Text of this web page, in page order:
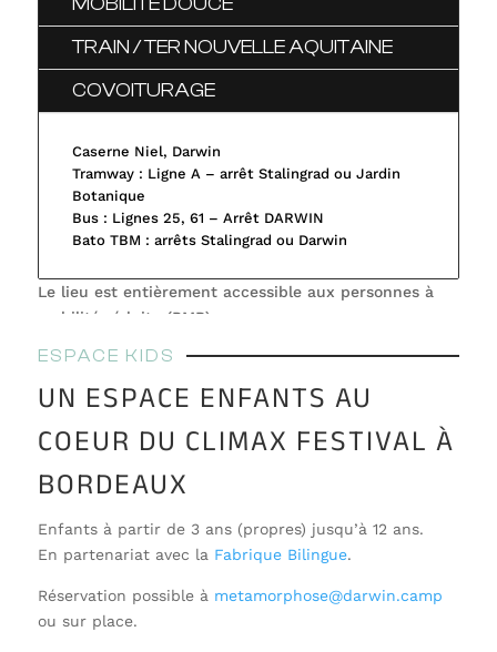
TRAIN / TER NOUVELLE AQUITAINE
COVOITURAGE
Caserne Niel, Darwin
Tramway : Ligne A – arrêt Stalingrad ou Jardin
Botanique
Bus : Lignes 25, 61 – Arrêt DARWIN
Bato TBM : arrêts Stalingrad ou Darwin
Le lieu est entièrement accessible aux personnes à
mobilité réduite (PMR).
ESPACE KIDS
UN ESPACE ENFANTS AU
COEUR DU CLIMAX FESTIVAL À
BORDEAUX
Enfants à partir de 3 ans (propres) jusqu’à 12 ans.
En partenariat avec la Fabrique Bilingue.
Réservation possible à metamorphose@darwin.camp
ou sur place.